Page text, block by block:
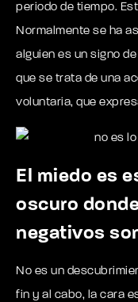
periodo de tiempo.
Normalmente se ha
alguien es un signo
que se trata de una
voluntaria, que
El miedo es
oscuro
negativos
No es un
fin y al cabo, la cara